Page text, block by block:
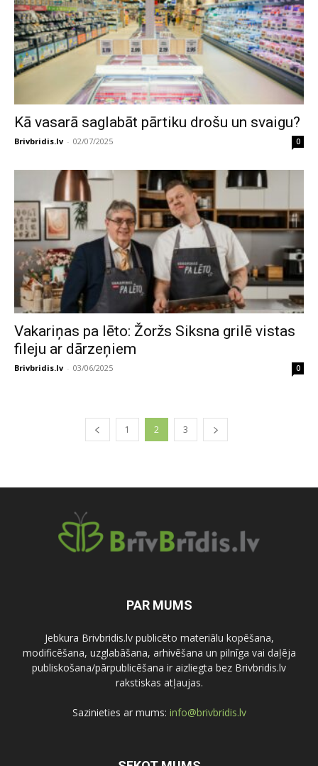
Kā vasarā saglabāt pārtiku drošu un svaigu?
Brivbridis.lv - 02/07/2025 0
Vakariņas pa lēto: Žoržs Siksna grilē vistas
fileju ar dārzeņiem
Brivbridis.lv - 03/06/2025 0
1 2 3
PAR MUMS
Jebkura Brivbridis.lv publicēto materiālu kopēšana,
modificēšana, uzglabāšana, arhivēšana un pilnīga vai daļēja
publiskošana/pārpublicēšana ir aizliegta bez Brivbridis.lv
rakstiskas atļaujas.
Sazinieties ar mums: info@brivbridis.lv